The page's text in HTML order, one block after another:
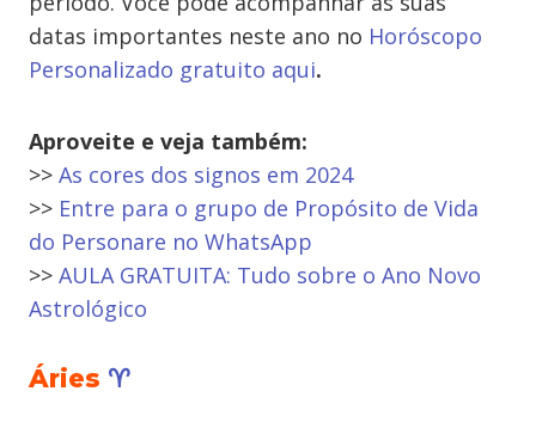
datas importantes neste ano no Horóscopo
Personalizado gratuito aqui.
Aproveite e veja também:
>> As cores dos signos em 2024
>> Entre para o grupo de Propósito de Vida
do Personare no WhatsApp
>> AULA GRATUITA: Tudo sobre o Ano Novo
Astrológico
Áries ♈